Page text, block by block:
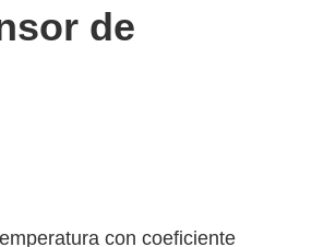
de
con coeficiente